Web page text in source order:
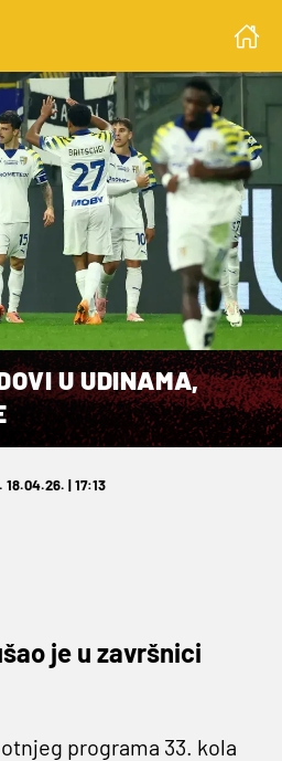
U UDINAMA,
18.04.26. | 17:13
je u završnici
programa 33. kola